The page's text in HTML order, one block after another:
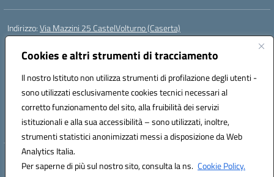
Cookies e altri strumenti di tracciamento
Il nostro Istituto non utilizza strumenti di profilazione degli utenti -
sono utilizzati esclusivamente cookies tecnici necessari al
corretto funzionamento del sito, alla fruibilità dei servizi
istituzionali e alla sua accessibilità – sono utilizzati, inoltre,
strumenti statistici anonimizzati messi a disposizione da Web
Analytics Italia.
Per saperne di più sul nostro sito, consulta la ns. Cookie Policy.
Indirizzo:Via Mazzini 25 CastelVolturno (Caserta)
Centralino:
Posta elettronica certificata (PEC):ceis014005@pec.istruzione.it
Codice fiscale: 93063510619
Codice meccanografico:CEIS014005
Codice Indice delle Pubbliche Amministrazioni (IPA): istsc_ceis014005
Codice unico di fatturazione (CUF): UOU8EW
Hosting & Powered by 3D Solution S.r.l.